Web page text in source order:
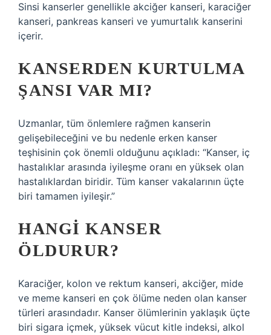
Sinsi kanserler genellikle akciğer kanseri, karaciğer
kanseri, pankreas kanseri ve yumurtalık kanserini
içerir.
KANSERDEN KURTULMA
ŞANSI VAR MI?
Uzmanlar, tüm önlemlere rağmen kanserin
gelişebileceğini ve bu nedenle erken kanser
teşhisinin çok önemli olduğunu açıkladı: “Kanser, iç
hastalıklar arasında iyileşme oranı en yüksek olan
hastalıklardan biridir. Tüm kanser vakalarının üçte
biri tamamen iyileşir.”
HANGI KANSER
ÖLDURUR?
Karaciğer, kolon ve rektum kanseri, akciğer, mide
ve meme kanseri en çok ölüme neden olan kanser
türleri arasındadır. Kanser ölümlerinin yaklaşık üçte
biri sigara içmek, yüksek vücut kitle indeksi, alkol